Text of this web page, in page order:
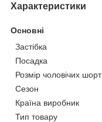
Характеристики
Основні
Застібка
Посадка
Розмір чоловічих шорт
Сезон
Країна виробник
Тип товару